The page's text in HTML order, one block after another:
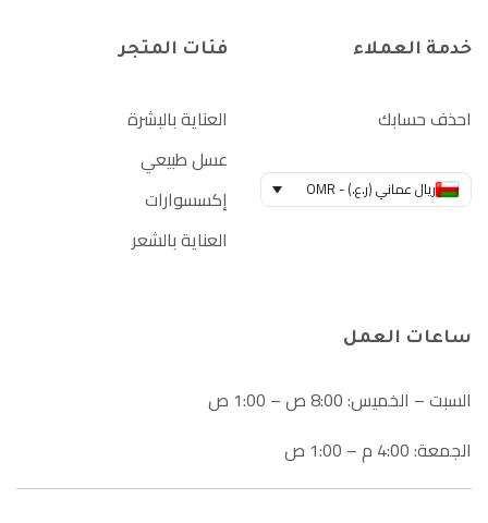
خدمة العملاء
احذف حسابك
ريال عماني (ر.ع.) - OMR
فئات المتجر
العناية بالبشرة
عسل طبيعي
إكسسوارات
العناية بالشعر
ساعات العمل
السبت – الخميس: 8:00 ص – 1:00 ص
الجمعة: 4:00 م – 1:00 ص